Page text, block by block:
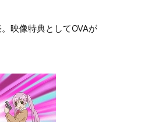
映像特典としてOVAが